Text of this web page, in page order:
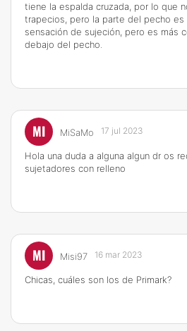
tiene la espalda cruzada, por lo que
trapecios, pero la parte del pecho es
sensación de sujeción, pero es más
debajo del pecho.
MI MiSaMo 17 jul 2023
Hola una duda a alguna algun dr os
sujetadores con relleno
MI Misi97 16 mar 2023
Chicas, cuáles son los de Primark?